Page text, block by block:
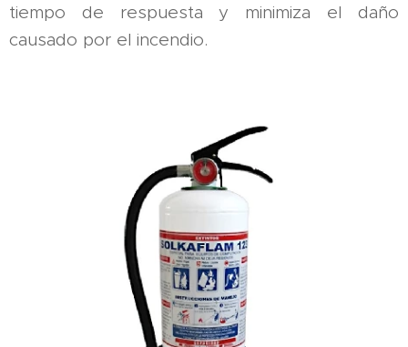
tiempo de respuesta y minimiza el daño
causado por el incendio.